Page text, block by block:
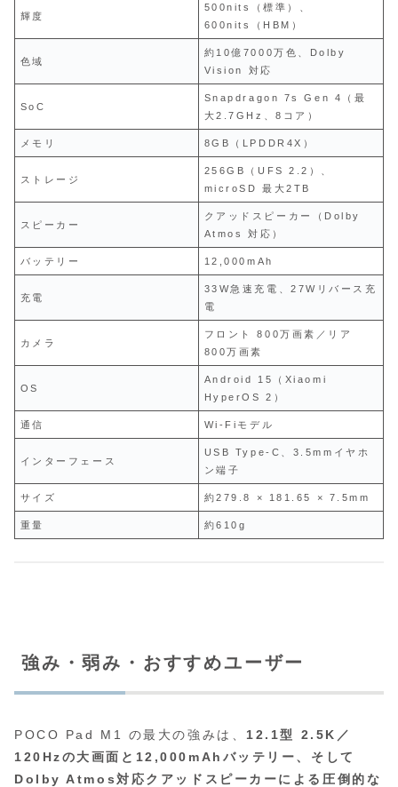
輝度
500nits（標準）、
600nits（HBM）
色域
約10億7000万色、Dolby
Vision 対応
SoC
Snapdragon 7s Gen 4（最
大2.7GHz、8コア）
メモリ 8GB（LPDDR4X）
ストレージ
256GB（UFS 2.2）、
microSD 最大2TB
スピーカー
クアッドスピーカー（Dolby
Atmos 対応）
バッテリー 12,000mAh
充電
33W急速充電、27Wリバース充
電
カメラ
フロント 800万画素／リア
800万画素
OS
Android 15（Xiaomi
HyperOS 2）
通信 Wi‑Fiモデル
インターフェース
USB Type‑C、3.5mmイヤホ
ン端子
サイズ 約279.8 × 181.65 × 7.5mm
重量 約610g
強み・弱み・おすすめユーザー
POCO Pad M1 の最大の強みは、 12.1型 2.5K／
120Hzの大画面と12,000mAhバッテリー、そして
Dolby Atmos対応クアッドスピーカーによる圧倒的な